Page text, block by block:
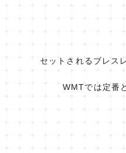
セットされるブレス
WMTでは定番